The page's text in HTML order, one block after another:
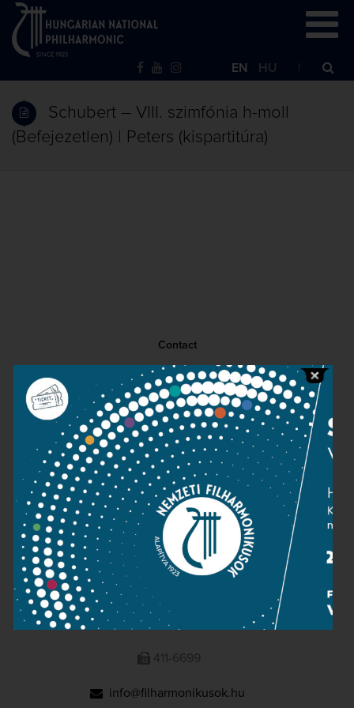
EN HU
Schubert – VIII. szimfónia h-moll
(Befejezetlen) | Peters (kispartitúra)
Contact
Public information
Press room
Terms and privacy
Imprint
NATIONAL PHILHARMONIC
1095 Budapest, Komor Marcell u. 1. (Müpa)
411-6600
411-6699
info@filharmonikusok.hu